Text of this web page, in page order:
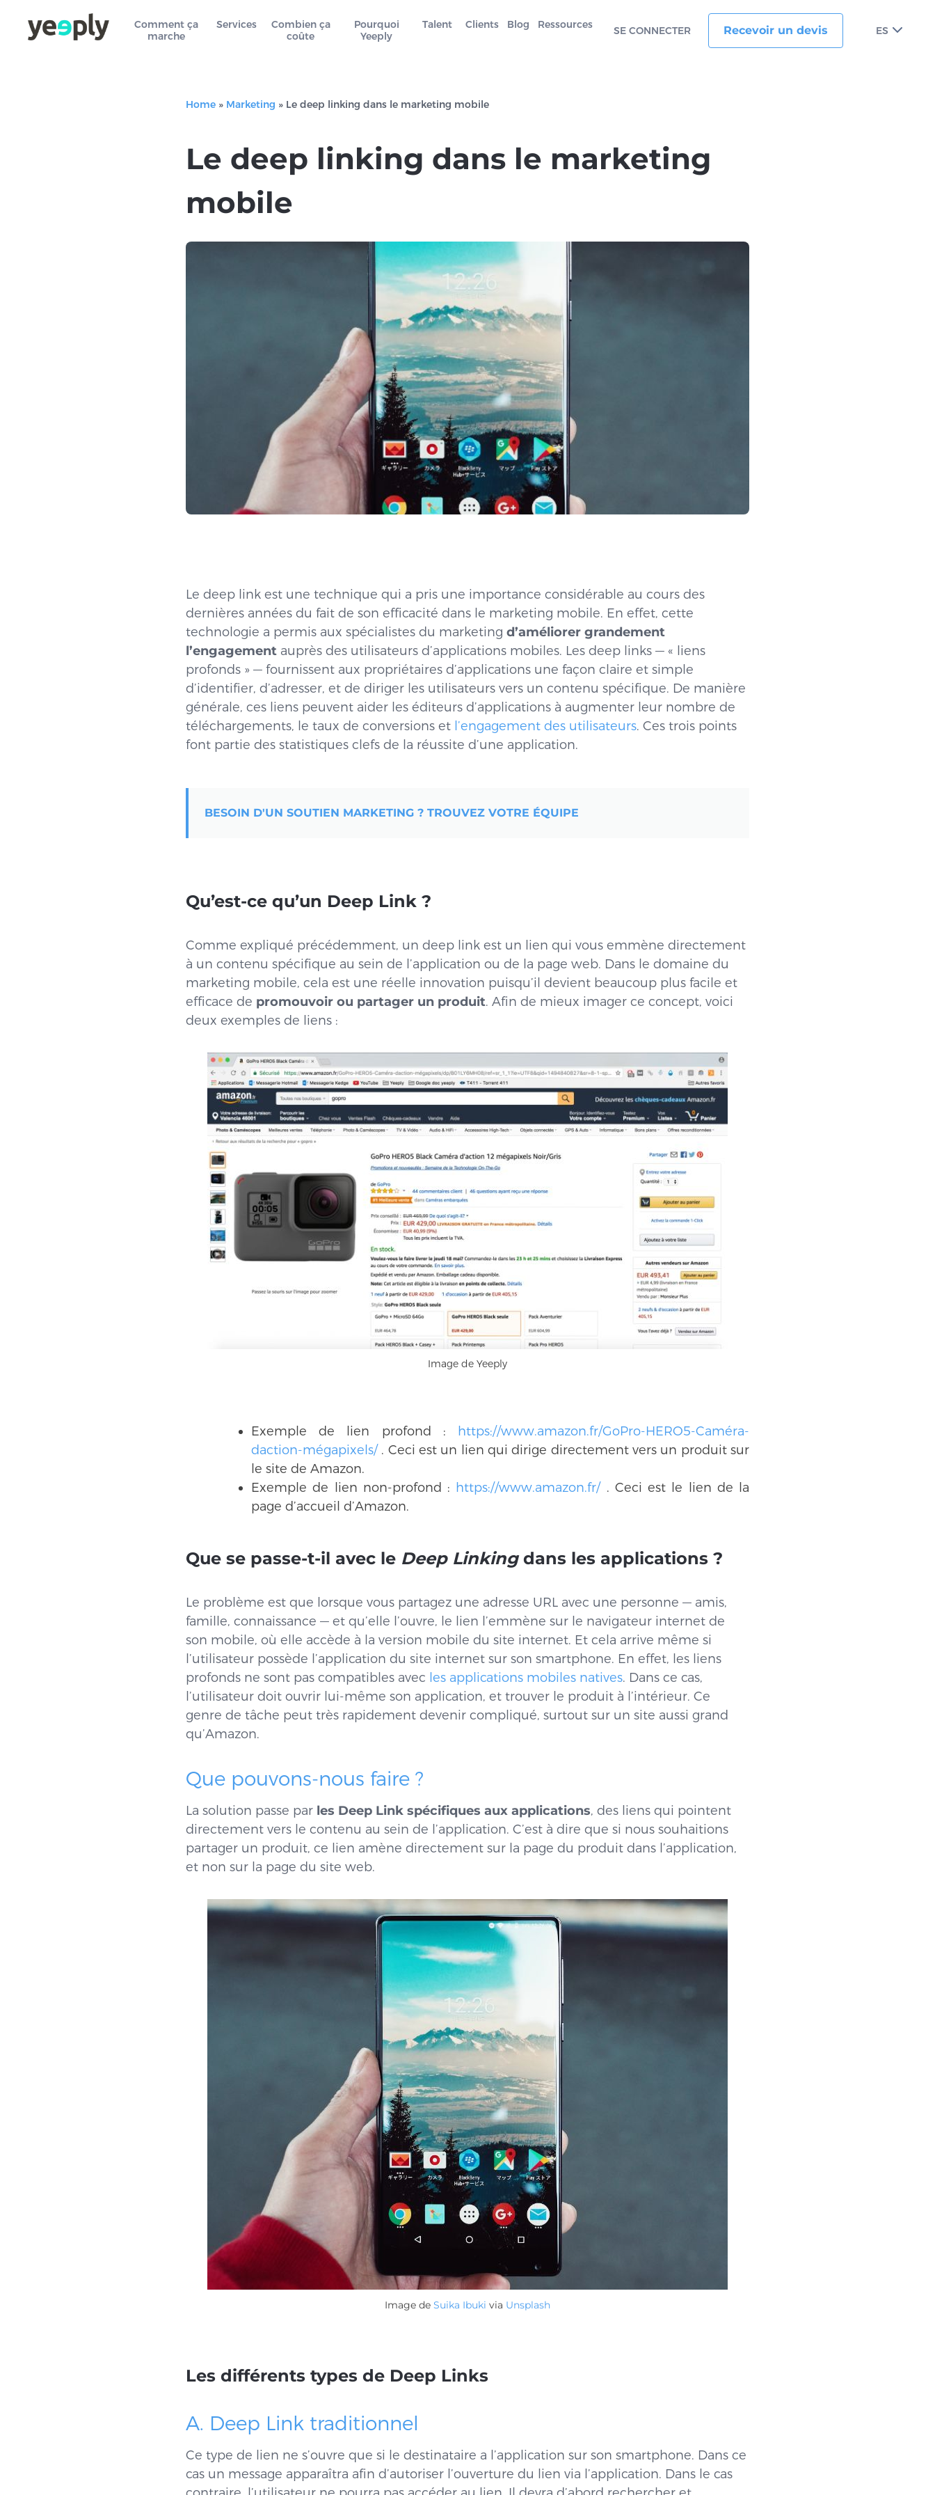
Comment ça
marche
Services
Combien ça
coûte
Pourquoi
Yeeply
Talent Clients Blog Ressources SE CONNECTER Recevoir un devis ES
Home » Marketing » Le deep linking dans le marketing mobile
Le deep linking dans le marketing
mobile
Le deep link est une technique qui a pris une importance considérable au cours des
dernières années du fait de son efficacité dans le marketing mobile. En effet, cette
technologie a permis aux spécialistes du marketing d’améliorer grandement
l’engagement auprès des utilisateurs d’applications mobiles. Les deep links — « liens
profonds » — fournissent aux propriétaires d’applications une façon claire et simple
d’identifier, d’adresser, et de diriger les utilisateurs vers un contenu spécifique. De manière
générale, ces liens peuvent aider les éditeurs d’applications à augmenter leur nombre de
téléchargements, le taux de conversions et l’engagement des utilisateurs. Ces trois points
font partie des statistiques clefs de la réussite d’une application.
BESOIN D'UN SOUTIEN MARKETING ? TROUVEZ VOTRE ÉQUIPE
Qu’est-ce qu’un Deep Link ?
Comme expliqué précédemment, un deep link est un lien qui vous emmène directement
à un contenu spécifique au sein de l’application ou de la page web. Dans le domaine du
marketing mobile, cela est une réelle innovation puisqu’il devient beaucoup plus facile et
efficace de promouvoir ou partager un produit. Afin de mieux imager ce concept, voici
deux exemples de liens :
Image de Yeeply
Exemple de lien profond :
https://www.amazon.fr/GoPro-HERO5-Caméra-
daction-mégapixels/. Ceci est un lien qui dirige directement vers un produit sur
le site de Amazon.
Exemple de lien non-profond : https://www.amazon.fr/. Ceci est le lien de la
page d’accueil d’Amazon.
Que se passe-t-il avec le Deep Linkingdans les applications ?
Le problème est que lorsque vous partagez une adresse URL avec une personne — amis,
famille, connaissance — et qu’elle l’ouvre, le lien l’emmène sur le navigateur internet de
son mobile, où elle accède à la version mobile du site internet. Et cela arrive même si
l’utilisateur possède l’application du site internet sur son smartphone. En effet, les liens
profonds ne sont pas compatibles avec les applications mobiles natives. Dans ce cas,
l’utilisateur doit ouvrir lui-même son application, et trouver le produit à l’intérieur. Ce
genre de tâche peut très rapidement devenir compliqué, surtout sur un site aussi grand
qu’Amazon.
Que pouvons-nous faire ?
La solution passe par les Deep Link spécifiques aux applications, des liens qui pointent
directement vers le contenu au sein de l’application. C’est à dire que si nous souhaitions
partager un produit, ce lien amène directement sur la page du produit dans l’application,
et non sur la page du site web.
Image de Suika Ibuki via Unsplash
Les différents types de Deep Links
A. Deep Link traditionnel
Ce type de lien ne s’ouvre que si le destinataire a l’application sur son smartphone. Dans ce
cas un message apparaîtra afin d’autoriser l’ouverture du lien via l’application. Dans le cas